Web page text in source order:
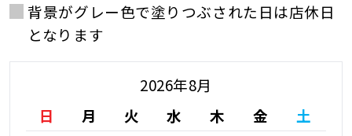
背景がグレー色で塗りつぶされた日は店休日
となります
2026年8月
日
月 火 水 木 金
土